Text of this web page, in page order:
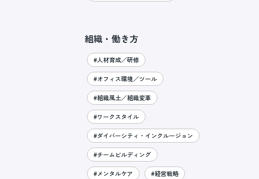
組織・働き方
#人材育成／研修
#オフィス環境／ツール
#組織風土／組織変革
#ワークスタイル
#ダイバーシティ・インクルージョン
#チームビルディング
#メンタルケア #経営戦略